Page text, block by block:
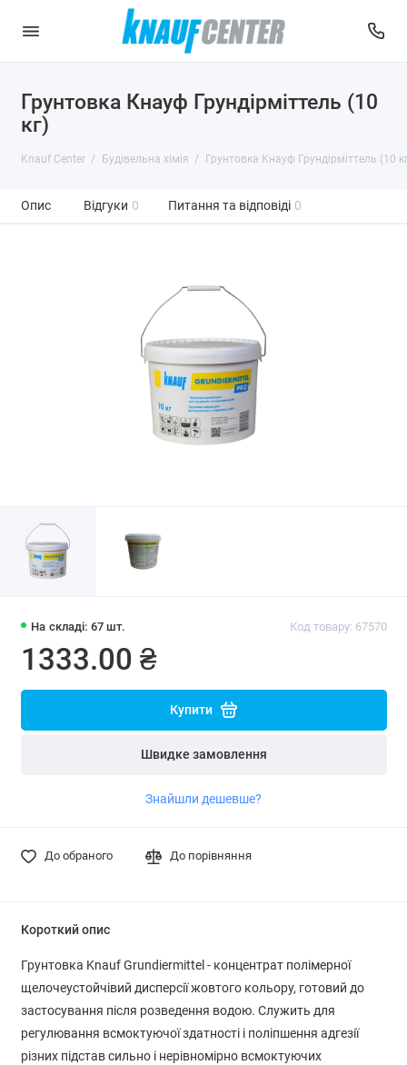
Грунтовка Кнауф Грундірміттель (10
кг)
Knauf Center Будівельна хімія Грунтовка Кнауф Грундірміттель (10
Опис Відгуки 0 Питання та відповіді 0
На складі: 67 шт. Код товару: 67570
1333.00 ₴
Купити
Швидке замовлення
Знайшли дешевше?
До обраного До порівняння
Короткий опис
Грунтовка Knauf Grundiermittel - концентрат полімерної
щелочеустойчівий дисперсії жовтого кольору, готовий до
застосування після розведення водою. Служить для
регулювання всмоктуючої здатності і поліпшення адгезії
різних підстав сильно і нерівномірно всмоктуючих